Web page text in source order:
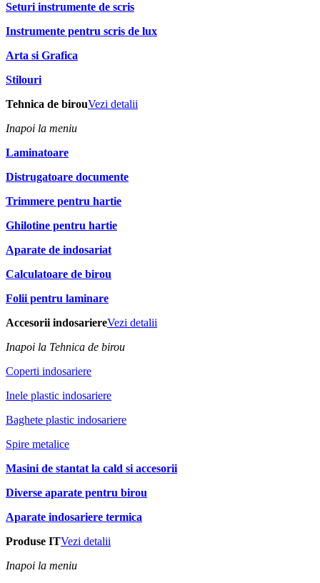
Seturi instrumente de scris
Instrumente pentru scris de lux
Arta si Grafica
Stilouri
Tehnica de birouVezi detalii
Inapoi la meniu
Laminatoare
Distrugatoare documente
Trimmere pentru hartie
Ghilotine pentru hartie
Aparate de indosariat
Calculatoare de birou
Folii pentru laminare
Accesorii indosariereVezi detalii
Inapoi la Tehnica de birou
Coperti indosariere
Inele plastic indosariere
Baghete plastic indosariere
Spire metalice
Masini de stantat la cald si accesorii
Diverse aparate pentru birou
Aparate indosariere termica
Produse ITVezi detalii
Inapoi la meniu